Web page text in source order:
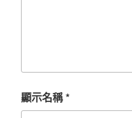
顯示名稱*